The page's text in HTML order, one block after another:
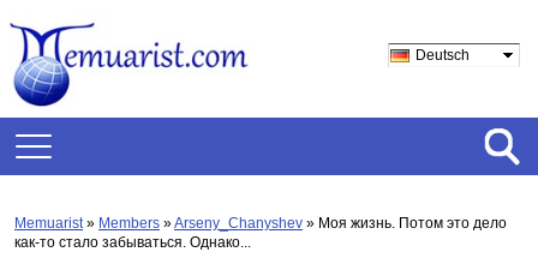
Deutsch
Memuarist» Members »Arseny_Chanyshev » Моя жизнь. Потом это дело
как-то стало забываться. Однако...